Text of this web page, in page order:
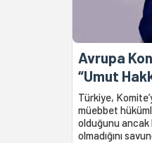
Avrupa
“Umut
Türkiye,
müebbet
olduğunu ancak
olmadığını